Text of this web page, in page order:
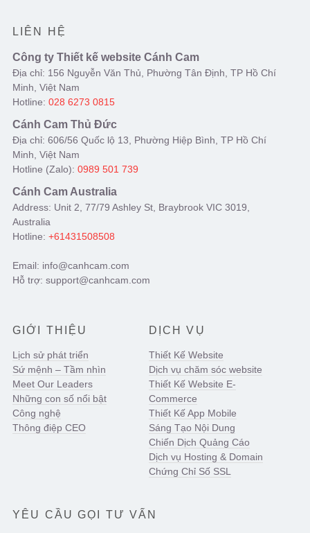
LIÊN HỆ
Công ty Thiết kế website Cánh Cam
Địa chỉ: 156 Nguyễn Văn Thủ, Phường Tân Định, TP Hồ Chí
Minh, Việt Nam
Hotline: 028 6273 0815
Cánh Cam Thủ Đức
Địa chỉ: 606/56 Quốc lộ 13, Phường Hiệp Bình, TP Hồ Chí
Minh, Việt Nam
Hotline (Zalo): 0989 501 739
Cánh Cam Australia
Address: Unit 2, 77/79 Ashley St, Braybrook VIC 3019,
Australia
Hotline: +61431508508
Email: info@canhcam.com
Hỗ trợ: support@canhcam.com
GIỚI THIỆU
Lịch sử phát triển
Sứ mệnh – Tầm nhìn
Meet Our Leaders
Những con số nổi bật
Công nghệ
Thông điệp CEO
DỊCH VỤ
Thiết Kế Website
Dịch vụ chăm sóc website
Thiết Kế Website E-
Commerce
Thiết Kế App Mobile
Sáng Tạo Nội Dung
Chiến Dịch Quảng Cáo
Dịch vụ Hosting & Domain
Chứng Chỉ Số SSL
YÊU CẦU GỌI TƯ VẤN